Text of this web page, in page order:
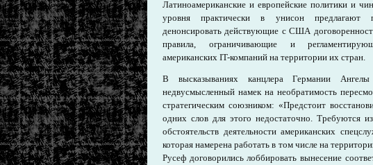
Латиноамериканские и европейские политики и
уровня практически в унисон предлагают
денонсировать действующие с США
правила, ограничивающие и
американских IT-компаний на территории их стран.
В высказываниях канцлера Германии
недвусмысленный намек на необратимость
стратегическим союзником: «Предстоит
одних слов для этого недостаточно. Требуются
обстоятельств деятельности американских
которая намерена работать в том числе на
Русеф договорились лоббировать вынесение